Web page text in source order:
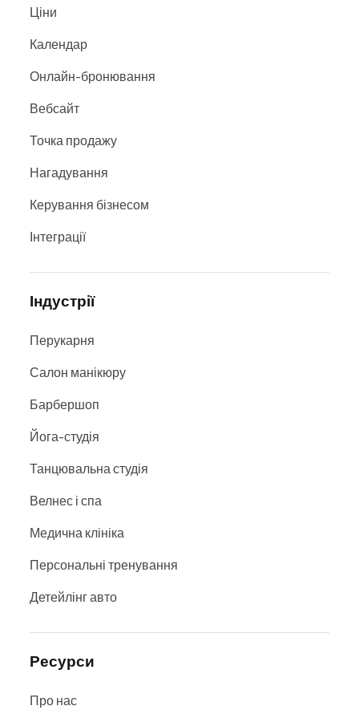
Ціни
Календар
Онлайн-бронювання
Вебсайт
Точка продажу
Нагадування
Керування бізнесом
Інтеграції
Індустрії
Перукарня
Салон манікюру
Барбершоп
Йога-студія
Танцювальна студія
Велнес і спа
Медична клініка
Персональні тренування
Детейлінг авто
Ресурси
Про нас